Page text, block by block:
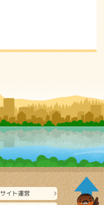
サイト運営